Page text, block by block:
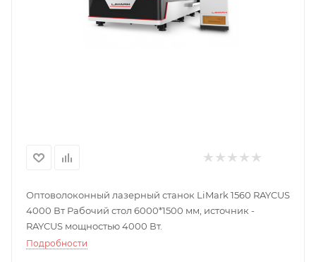
Оптоволоконный лазерный станок LiMark 1560 RAYCUS
4000 Вт Рабочий стол 6000*1500 мм, источник -
RAYCUS мощностью 4000 Вт.
Подробности